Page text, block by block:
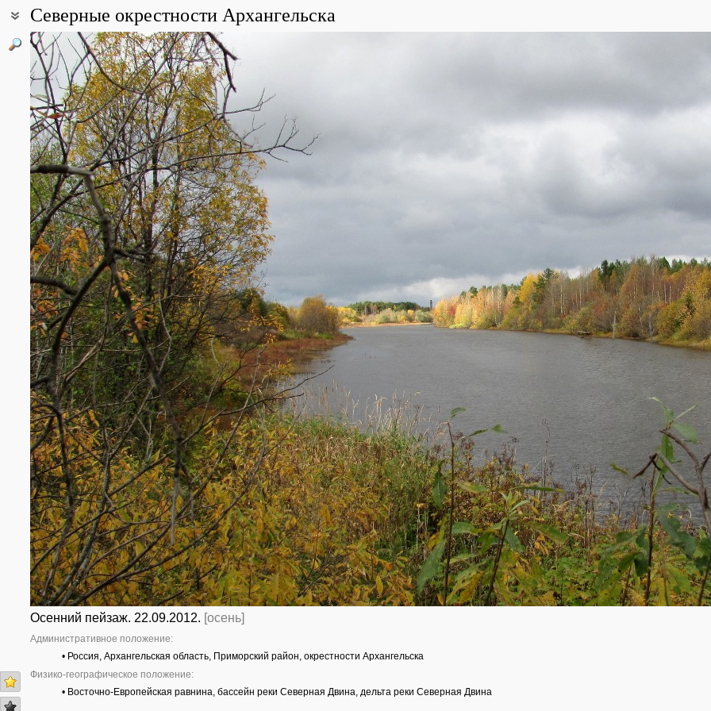
Северные окрестности Архангельска
Координаты:
64° 41′ 21″ с.ш., 40° 31′ 52″ в.д. (смотреть на картах
Описание точки:
Равнинные территории в дельте реки Северная Двина, имеющие много переходных болот. В дельте реки очень много островов и
Конкретная флора "Архангельск" насчитывает 713 видов растений, относящихся к 321 роду и 85 семействам (В.М. Шмидт, 2005). По числу
из всех изученных КФ Архангельской области. Однако её богатство объясняется не столько природными факторами, сколько большим
видов.
Данная точка административно представляет собой не окрестности города, а его Маймаксанский округ, т.е. все фото сделаны в границах
Все фотографии(33) Фото растений и лишайников
Осенний пейзаж. 22.09.2012. [осень]
Административное положение:
• Россия, Архангельская область, Приморский район, окрестности Архангельска
Физико-географическое положение:
• Восточно-Европейская равнина, бассейн реки Северная Двина, дельта реки Северная Двина